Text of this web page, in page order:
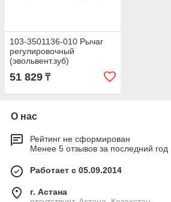
103-3501136-010 Рычаг
регулировочный
(эвольвент.зуб)
(ТАиМ)
51 829 ₸
О нас
Рейтинг не сформирован
Менее 5 отзывов за последний год
Работает с 05.09.2014
г. Астана